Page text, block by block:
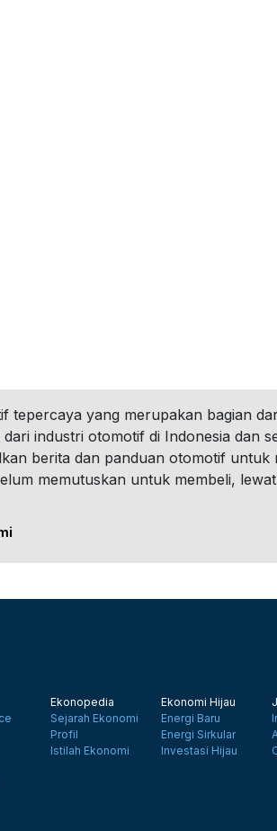
tepercaya yang merupakan bagian
industri otomotif di Indonesia dan
berita dan panduan otomotif untuk
memutuskan untuk membeli,
Ekonopedia
Sejarah Ekonomi
Profil
Istilah Ekonomi
Ekonomi Hijau
Energi Baru
Energi Sirkular
Investasi Hijau